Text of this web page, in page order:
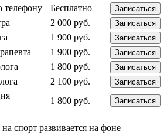
телефону Бесплатно Записаться
2 000 руб. Записаться
1 900 руб. Записаться
1 900 руб. Записаться
1 800 руб. Записаться
2 100 руб. Записаться
1 800 руб. Записаться
спорт развивается на фоне